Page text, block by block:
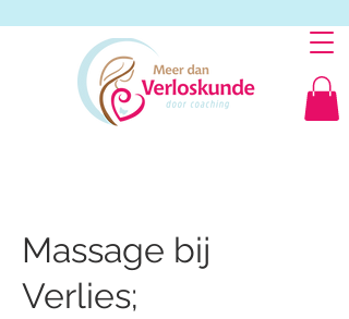
Massage bij
Verlies;